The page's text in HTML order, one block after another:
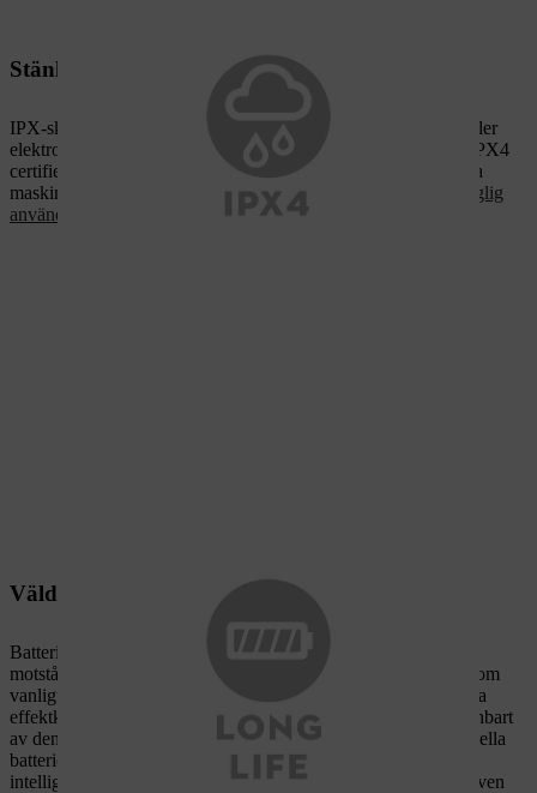
Stänkvattenskyddad.
IPX-skyddsklasser definierar fuktskyddsnivån för elektriska eller
elektroniska enheter. Fuktskyddstestet definieras i olika steg. IPX4
certifierar skyddet mot stänkvatten från alla sidor. Batteridrivna
maskiner med denna certifiering är därför konstruerade för
daglig
användning, även i regniga förhållanden
Väldigt lång livslängd på batterierna
Batterierna i STIHL AP-system är extremt hållbara och
motståndskraftiga. De är konstruerade för särskilt höga krav, som
vanligtvis uppstår vid mycket intensiva tillämpningar med höga
effektkrav i den professionella sektorn. Detta säkerställs inte enbart
av den extremt robusta konstruktionen, utan även av den speciella
battericellstekniken med extra lång livslängd. Tack vare den
intelligenta elektroniken kan STIHL-batterierna i AP-system även